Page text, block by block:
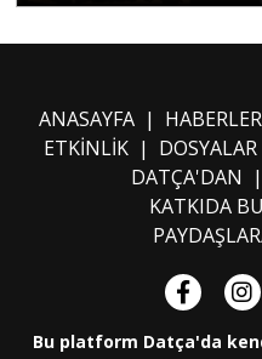
ANASAYFA| HABERLER
ETKİNLİK| DOSYALAR
DATÇA'DAN |
KATKIDA
Bu platform Datça'da